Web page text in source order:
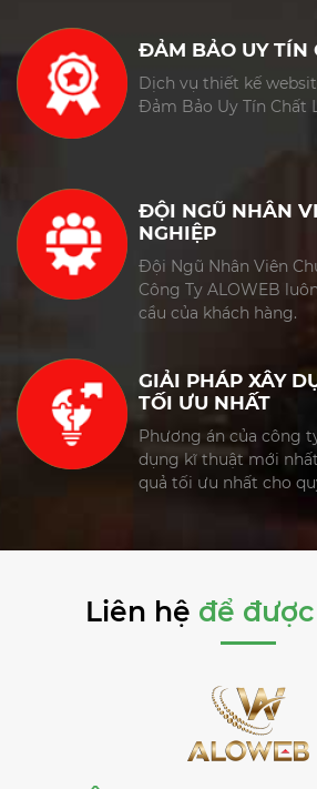
ĐẢM BẢO UY TÍN
Dịch vụ thiết kế
Đảm Bảo Uy Tín Chất
ĐỘI NGŨ NHÂN
NGHIỆP
Đội Ngũ Nhân Viên
Công Ty ALOWEB
cầu của khách hàng.
GIẢI PHÁP XÂY
TỐI ƯU NHẤT
Phương án của công
dụng kĩ thuật mới
quả tối ưu nhất cho
Liên hệ để